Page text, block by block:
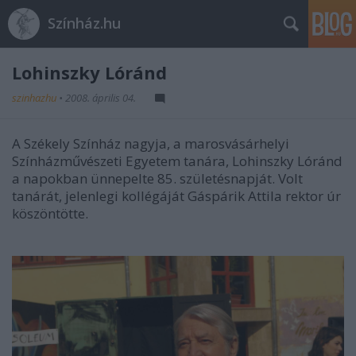
Színház.hu
Lohinszky Lóránd
szinhazhu • 2008. április 04.
A Székely Színház nagyja, a marosvásárhelyi
Színházművészeti Egyetem tanára, Lohinszky Lóránd
a napokban ünnepelte 85. születésnapját. Volt
tanárát, jelenlegi kollégáját Gáspárik Attila rektor úr
köszöntötte.